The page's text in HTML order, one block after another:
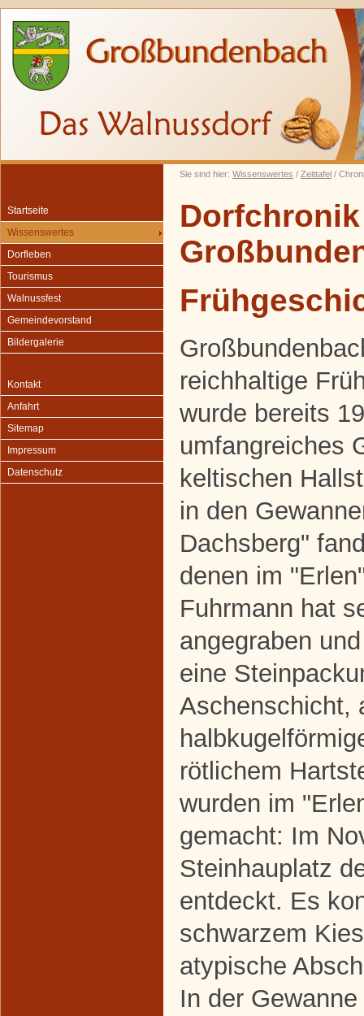
Sie sind hier: Wissenswertes / Zeittafel /
Startseite
Wissenswertes
Dorfleben
Tourismus
Walnussfest
Gemeindevorstand
Bildergalerie
Kontakt
Anfahrt
Sitemap
Impressum
Datenschutz
reichhaltige
wurde bereits
umfangreiches
keltischen
in den
Dachsberg"
denen im
Fuhrmann hat
angegraben
eine
Aschenschicht,
rötlichem
wurden im
gemacht: Im
Steinhauplatz
entdeckt. Es
schwarzem
atypische
In der